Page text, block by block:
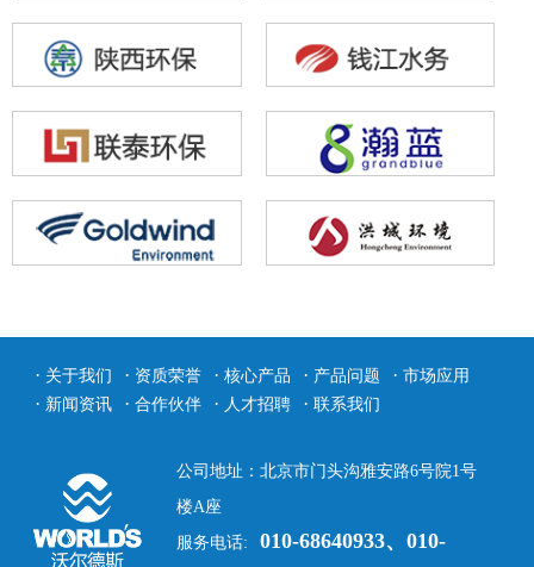
· 关于我们 · 资质荣誉 · 核心产品 · 产品问题 · 市场应用
· 新闻资讯 · 合作伙伴 · 人才招聘 · 联系我们
公司地址：北京市门头沟雅安路6号院1号
楼A座
服务电话:
010-68640933、010-